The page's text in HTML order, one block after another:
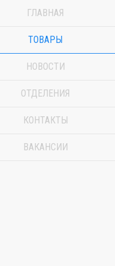
ГЛАВНАЯ
ТОВАРЫ
НОВОСТИ
ОТДЕЛЕНИЯ
КОНТАКТЫ
ВАКАНСИИ